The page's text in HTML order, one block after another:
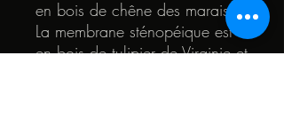
en bois de chêne des marais.
La membrane sténopéique est
en bois de tulipier de Virginie et